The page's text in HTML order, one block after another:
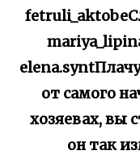
от самого
хозяевах, вы
он так